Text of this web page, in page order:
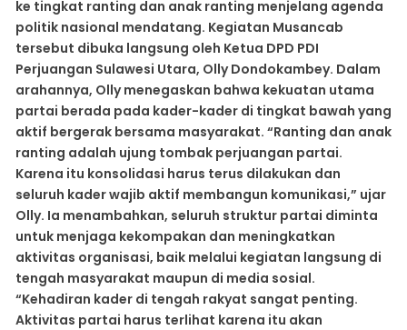
ke tingkat ranting dan anak ranting menjelang agenda
politik nasional mendatang. Kegiatan Musancab
tersebut dibuka langsung oleh Ketua DPD PDI
Perjuangan Sulawesi Utara, Olly Dondokambey. Dalam
arahannya, Olly menegaskan bahwa kekuatan utama
partai berada pada kader-kader di tingkat bawah yang
aktif bergerak bersama masyarakat. “Ranting dan anak
ranting adalah ujung tombak perjuangan partai.
Karena itu konsolidasi harus terus dilakukan dan
seluruh kader wajib aktif membangun komunikasi,” ujar
Olly. Ia menambahkan, seluruh struktur partai diminta
untuk menjaga kekompakan dan meningkatkan
aktivitas organisasi, baik melalui kegiatan langsung di
tengah masyarakat maupun di media sosial.
“Kehadiran kader di tengah rakyat sangat penting.
Aktivitas partai harus terlihat karena itu akan